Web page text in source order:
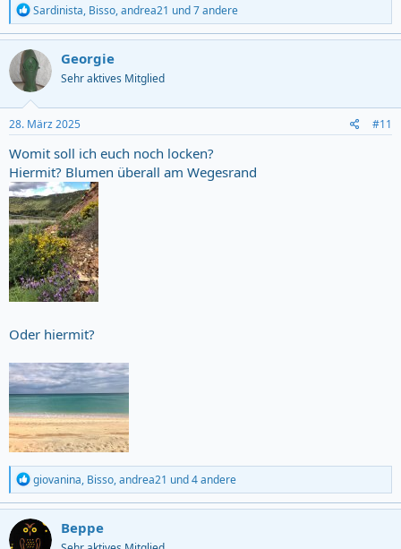
R
e
a
c
t
o
n
s
:
Sardinista, Bisso,andrea21 und 7 andere
Georgie
Sehr aktives Mitglied
28. März 2025 #11
Womit soll ich euch noch locken?
Hiermit? Blumen überall am Wegesrand
Oder hiermit?
R
e
a
c
t
giovanina, Bisso,andrea21 und 4 andere
Beppe